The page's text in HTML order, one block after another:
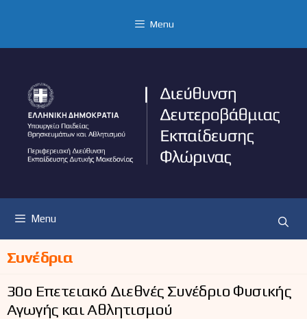
Menu
Menu
Συνέδρια
30ο Επετειακό Διεθνές Συνέδριο Φυσικής
Αγωγής και Αθλητισμού